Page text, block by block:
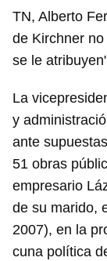
TN, Alberto
de Kirchner
se le
La
y
ante
51 obras
empresario
de su marido,
2007), en la
cuna política